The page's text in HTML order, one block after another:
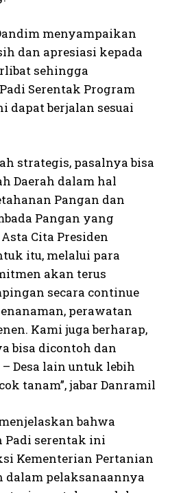
menyampaikan
dan apresiasi kepada
sehingga
Serentak Program
dapat berjalan sesuai
strategis, pasalnya bisa
Daerah dalam hal
Pangan dan
Pangan yang
Cita Presiden
itu, melalui para
akan terus
secara continue
perawatan
Kami juga berharap,
bisa dicontoh dan
Desa lain untuk lebih
tanam”, jabar Danramil
bahwa
Padi serentak ini
Kementerian Pertanian
dalam pelaksanaannya